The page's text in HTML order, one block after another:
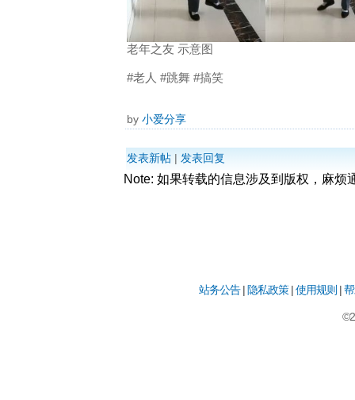
老年之友 示意图
#老人 #跳舞 #搞笑
by 小爱分享
发表新帖 | 发表回复
Note: 如果转载的信息涉及到版权，麻
站务公告| 隐私政策|使用规则 |